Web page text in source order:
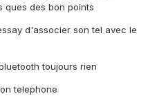
ques des bon points
d'associer son tel avec le
toujours rien
telephone